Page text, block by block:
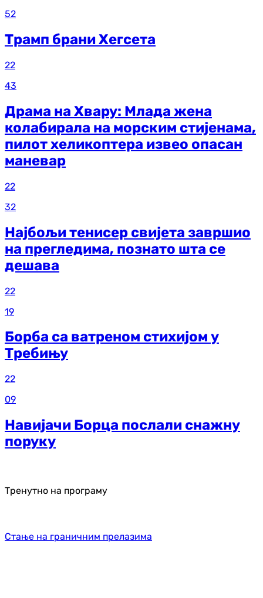
52
Трамп брани Хегсета
22
43
Драма на Хвару: Млада жена
колабирала на морским стијенама,
пилот хеликоптера извео опасан
маневар
22
32
Најбољи тенисер свијета завршио
на прегледима, познато шта се
дешава
22
19
Борба са ватреном стихијом у
Требињу
22
09
Навијачи Борца послали снажну
поруку
Тренутно на програму
Стање на граничним прелазима